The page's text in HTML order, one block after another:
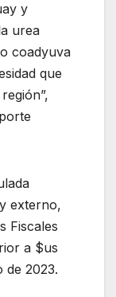
y
urea
coadyuva
que
externo,
Fiscales
a $us
de 2023.